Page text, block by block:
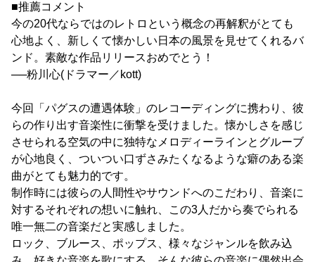
■推薦コメント
今の20代ならではのレトロという概念の再解釈がとても
心地よく、新しくて懐かしい日本の風景を見せてくれるバ
ンド。素敵な作品リリースおめでとう！
──粉川心(ドラマー／kott)
今回「パグスの遭遇体験」のレコーディングに携わり、彼
らの作り出す音楽性に衝撃を受けました。懐かしさを感じ
させられる空気の中に独特なメロディーラインとグルーブ
が心地良く、ついつい口ずさみたくなるような癖のある楽
曲がとても魅力的です。
制作時には彼らの人間性やサウンドへのこだわり、音楽に
対するそれぞれの想いに触れ、この3人だから奏でられる
唯一無二の音楽だと実感しました。
ロック、ブルース、ポップス、様々なジャンルを飲み込